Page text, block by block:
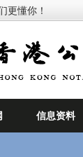
更懂你！
信息资料